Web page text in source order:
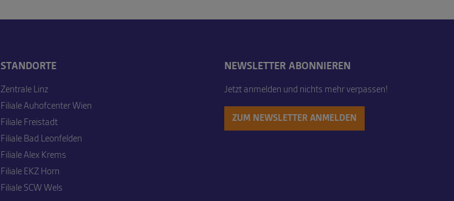
STANDORTE
Zentrale Linz
Filiale Auhofcenter Wien
Filiale Freistadt
Filiale Bad Leonfelden
Filiale Alex Krems
Filiale EKZ Horn
Filiale SCW Wels
NEWSLETTER ABONNIEREN
Jetzt anmelden und nichts mehr verpassen!
ZUM NEWSLETTER ANMELDEN